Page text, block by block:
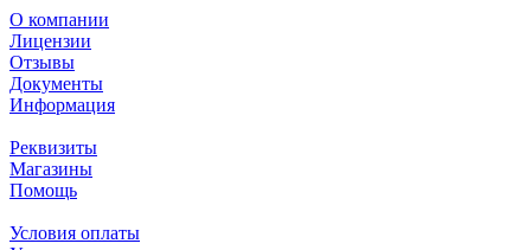
О компании
Лицензии
Отзывы
Документы
Информация
Реквизиты
Магазины
Помощь
Условия оплаты